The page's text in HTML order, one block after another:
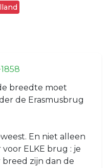
breedte moet
de Erasmusbrug
En niet alleen
ELKE brug : je
zijn dan de